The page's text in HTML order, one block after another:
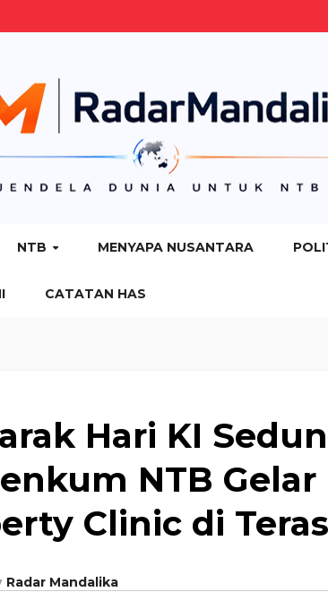
NTB MENYAPA NUSANTARA
CATATAN HAS
Hari KI
NTB
Clinic di
Radar Mandalika